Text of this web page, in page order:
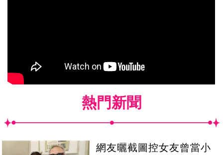
熱門新聞
網友曬截圖控女友曾當小